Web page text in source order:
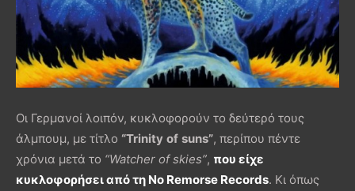
Οι Γερμανοί λοιπόν, κυκλοφορούν το δεύτερό τους
άλμπουμ, με τίτλο “Trinity of suns”, περίπου πέντε
χρόνια μετά το “Watcher of skies”, που είχε
κυκλοφορήσει από τη No Remorse Records. Κι όπως